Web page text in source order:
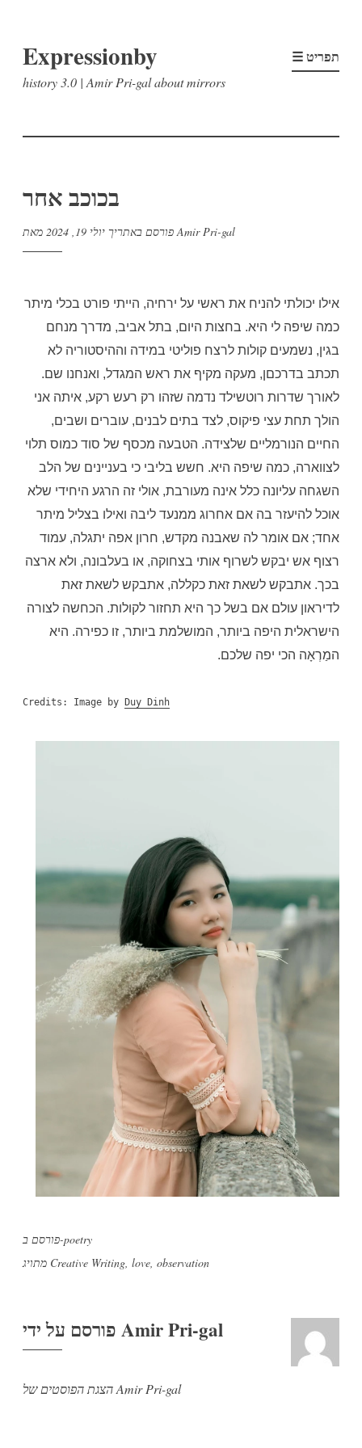
לתוכן
Expressionby
history 3.0 | Amir Pri-gal about mirrors
☰ תפריט
בכוכב אחר
פורסם באתריך יולי 19, 2024 מאתAmir Pri-gal
אילו יכולתי להניח את ראשי על ירחיה, הייתי פורט בכלי מיתר
כמה שיפה לי היא. בחצות היום, בתל אביב, מדרך מנחם
בגין, נשמעים קולות לרצח פוליטי במידה וההיסטוריה לא
תכתב בדרכםן, מעקה מקיף את ראש המגדל, ואנחנו שם.
לאורך שדרות רוטשילד נדמה שזהו רק רעש רקע, איתה אני
הולך תחת עצי פיקוס, לצד בתים לבנים, עוברים ושבים,
החיים הנורמליים שלצידה. הטבעה מכסף של סוד כמוס תלוי
לצווארה, כמה שיפה היא. חשש בליבי כי בעניינים של הלב
השגחה עליונה כלל אינה מעורבת, אולי זה הרגע היחידי שלא
אוכל להיעזר בה אם אחרוג ממנעד ליבה ואילו בצליל מיתר
אחד; אם אומר לה שאבנה מקדש, חרון אפה יתגלה, עמוד
רצוף אש יבקש לשרוף אותי בצחוקה, או בעלבונה, ולא ארצה
בכך. אתבקש לשאת זאת כקללה, אתבקש לשאת זאת
לדיראון עולם אם בשל כך היא תחזור לקולות. הכחשה לצורה
הישראלית היפה ביותר, המושלמת ביותר, זו כפירה. היא
המַרְאָה הכי יפה שלכם.
Credits: Image by Duy Dinh
פורסם ב-poetry
Creative Writing, love, observation
Amir Pri-gal
הצגת הפוסטים של Amir Pri-gal